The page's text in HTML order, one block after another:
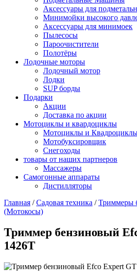
Аксессуары для
Минимойки высокого
Аксессуары для минимоек
Пылесосы
Пароочистители
Полотёры
Лодочные моторы
Лодочный мотор
Лодки
SUP борды
Подарки
Акции
Доставка по акции
Мотоциклы и квардоциклы
Мотоциклы и
Мотобуксировщик
Снегоходы
товары от наших партнеров
Массажеры
Самогонные аппараты
Дистилляторы
Главная /Садовая техника /Триммеры
(Мотокосы)
Триммер бензиновый
1426T